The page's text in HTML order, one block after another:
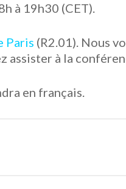
à 19h30 (CET).
Paris (R2.01). Nous
assister à la
en français.